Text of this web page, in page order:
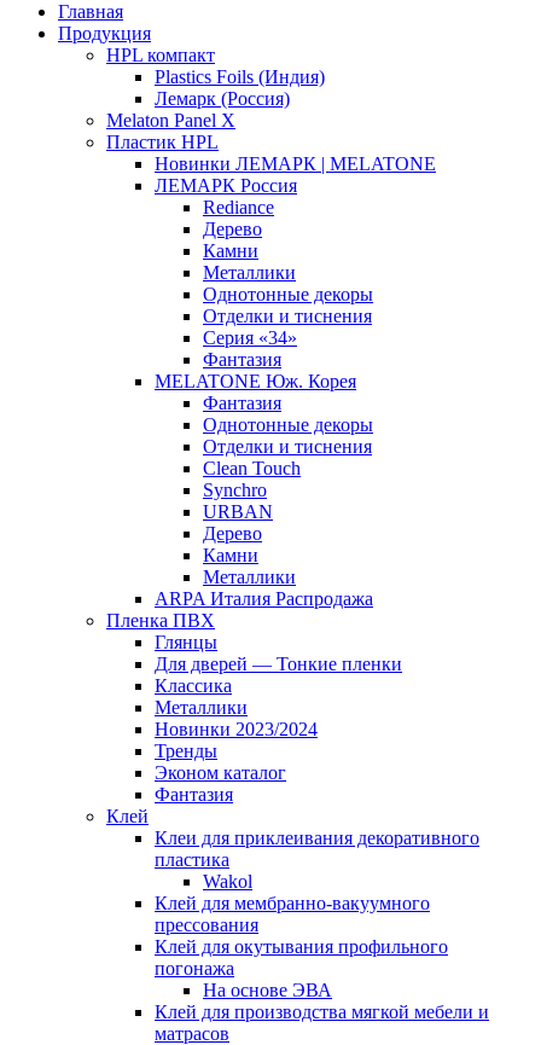
Главная
Продукция
HPL компакт
Plastics Foils (Индия)
Лемарк (Россия)
Melaton Panel X
Пластик HPL
Новинки ЛЕМАРК | MELATONE
ЛЕМАРК Россия
Rediance
Дерево
Камни
Металлики
Однотонные декоры
Отделки и тиснения
Серия «34»
Фантазия
MELATONE Юж. Корея
Фантазия
Однотонные декоры
Отделки и тиснения
Clean Touch
Synchro
URBAN
Дерево
Камни
Металлики
ARPA Италия Распродажа
Пленка ПВХ
Глянцы
Для дверей — Тонкие пленки
Классика
Металлики
Новинки 2023/2024
Тренды
Эконом каталог
Фантазия
Клей
Клеи для приклеивания декоративного
пластика
Wakol
Клей для мембранно-вакуумного
прессования
Клей для окутывания профильного
погонажа
На основе ЭВА
Клей для производства мягкой мебели и
матрасов